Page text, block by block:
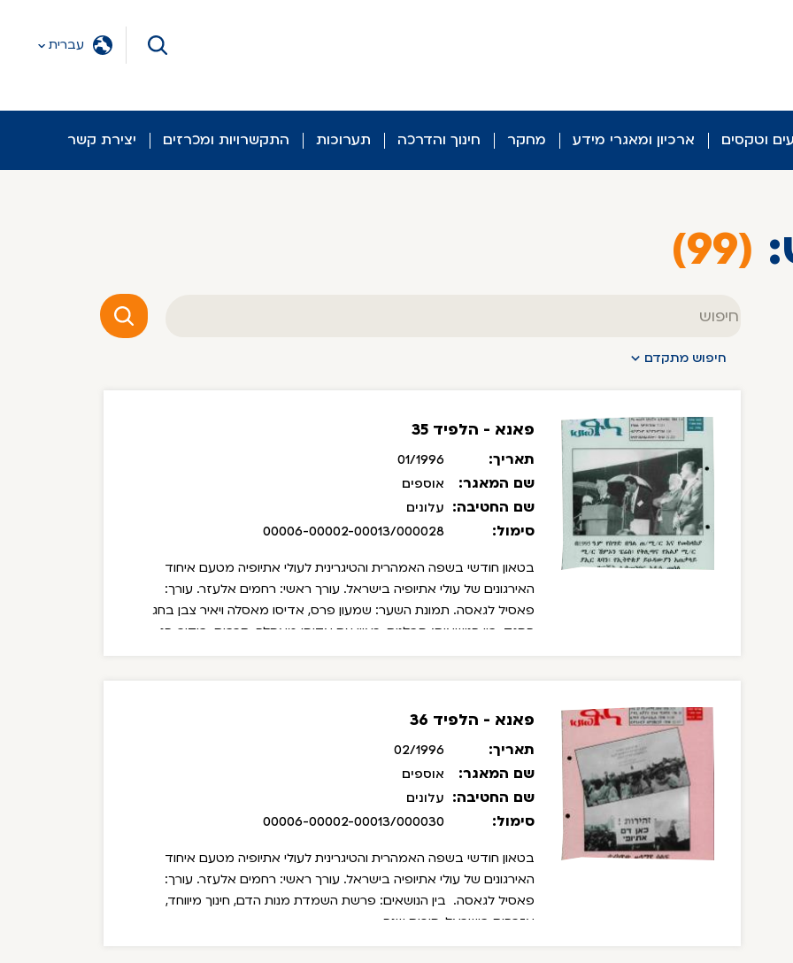
עברית
וטקסים ארכיון ומאגרי מידע מחקר חינוך והדרכה תערוכות התקשרויות ומכרזים יצירת קשר
(99)
חופשי
חיפוש מתקדם
פאנא - הלפיד 35
תאריך: 01/1996
שם המאגר: אוספים
שם החטיבה: עלונים
סימול: 00006-00002-00013/000028
בטאון חודשי בשפה האמהרית והטיגרינית לעולי אתיופיה מטעם איחוד
האירגונים של עולי אתיופיה בישראל. עורך ראשי: רחמים אלעזר. עורך:
פאסיל לגאסה. תמונת השער: שמעון פרס, אדיסו מאסלה ויאיר צבן בחג
הסגד. בין הנושאים: סבלנות, ראיון עם אדיסו מאסלה, תרבות, בידור, חג
פאנא - הלפיד 36
תאריך: 02/1996
שם המאגר: אוספים
שם החטיבה: עלונים
סימול: 00006-00002-00013/000030
בטאון חודשי בשפה האמהרית והטיגרינית לעולי אתיופיה מטעם איחוד
האירגונים של עולי אתיופיה בישראל. עורך ראשי: רחמים אלעזר. עורך:
פאסיל לגאסה. בין הנושאים: פרשת השמדת מנות הדם, חינוך מיווחד,
אזרחות בישראל, סיכום שנה.